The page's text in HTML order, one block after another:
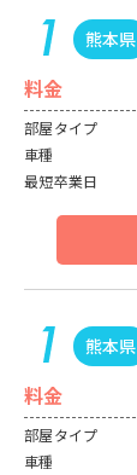
熊本県
料金
部屋タイプ
車種
最短卒業日
熊本県
料金
部屋タイプ
車種